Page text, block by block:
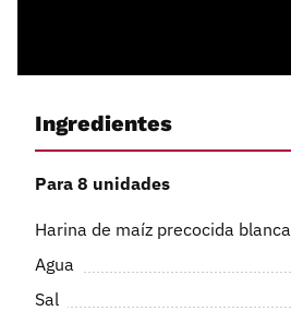
Ingredientes
Para 8 unidades
Harina de maíz precocida blanca
Agua
Sal